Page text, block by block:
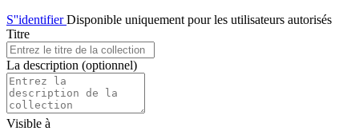
S''identifierDisponible uniquement pour les utilisateurs autorisés
Titre
La description (optionnel)
Visible à